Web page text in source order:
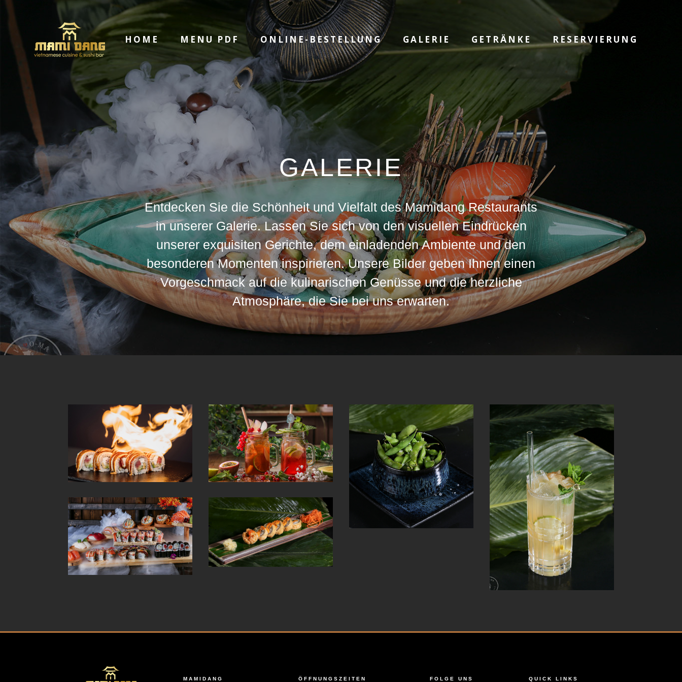
HOME MENU PDF ONLINE-BESTELLUNG GALERIE GETRÄNKE RESERVIERUNG
GALERIE
Entdecken Sie die Schönheit und Vielfalt des Mamidang Restaurants
in unserer Galerie. Lassen Sie sich von den visuellen Eindrücken
unserer exquisiten Gerichte, dem einladenden Ambiente und den
besonderen Momenten inspirieren. Unsere Bilder geben Ihnen einen
Vorgeschmack auf die kulinarischen Genüsse und die herzliche
Atmosphäre, die Sie bei uns erwarten.
MAMIDANG ÖFFNUNGSZEITEN FOLGE UNS QUICK LINKS